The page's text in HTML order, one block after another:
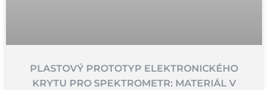
PLASTOVÝ PROTOTYP ELEKTRONICKÉHO
KRYTU PRO SPEKTROMETR: MATERIÁL V